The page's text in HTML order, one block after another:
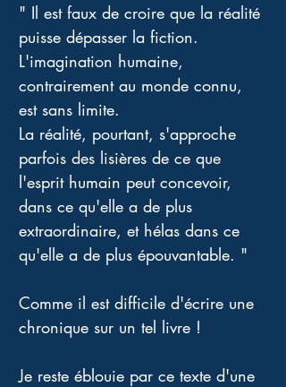
" Il est faux de croire que la réalité
puisse dépasser la fiction.
L'imagination humaine,
contrairement au monde connu,
est sans limite.
La réalité, pourtant, s'approche
parfois des lisières de ce que
l'esprit humain peut concevoir,
dans ce qu'elle a de plus
extraordinaire, et hélas dans ce
qu'elle a de plus épouvantable. "
Comme il est difficile d'écrire une
chronique sur un tel livre !
Je reste éblouie par ce texte d'une